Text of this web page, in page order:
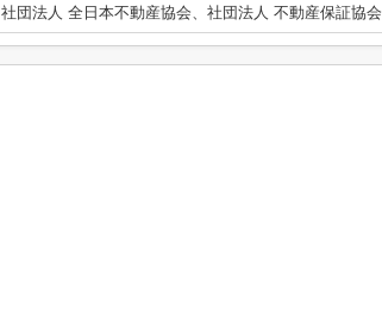
社団法人 全日本不動産協会、社団法人 不動産保証協会